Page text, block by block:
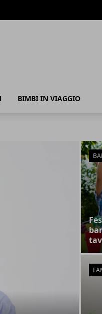
BIMBI IN VIAGGIO